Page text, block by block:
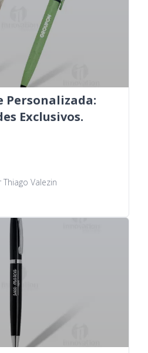
Personalizada:
Exclusivos.
Thiago Valezin